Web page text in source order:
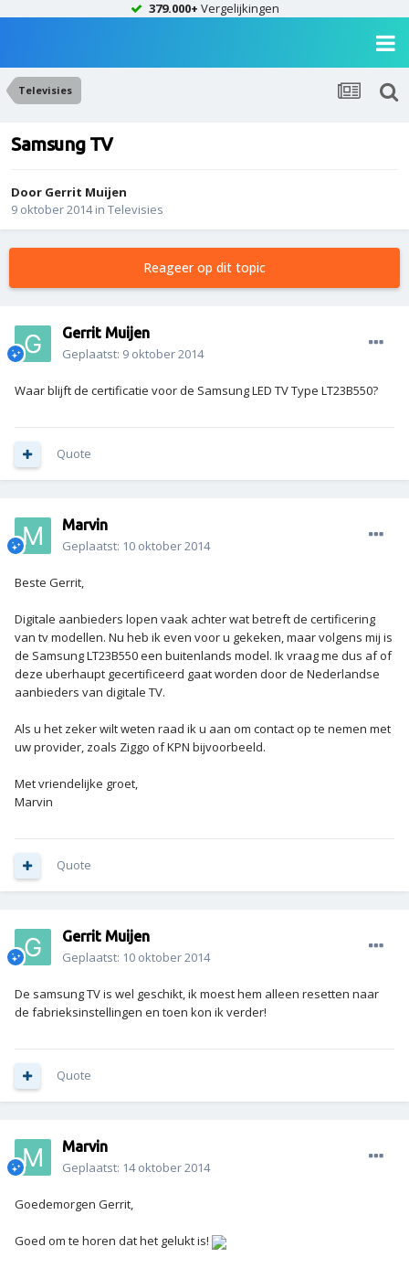
379.000+ Vergelijkingen
Televisies
Samsung TV
Door Gerrit Muijen
9 oktober 2014in Televisies
Reageer op dit topic
Gerrit Muijen
Geplaatst: 9 oktober 2014
Waar blijft de certificatie voor de Samsung LED TV Type LT23B550?
Quote
Marvin
Geplaatst: 10 oktober 2014
Beste Gerrit,
Digitale aanbieders lopen vaak achter wat betreft de certificering
van tv modellen. Nu heb ik even voor u gekeken, maar volgens mij is
de Samsung LT23B550 een buitenlands model. Ik vraag me dus af of
deze uberhaupt gecertificeerd gaat worden door de Nederlandse
aanbieders van digitale TV.
Als u het zeker wilt weten raad ik u aan om contact op te nemen met
uw provider, zoals Ziggo of KPN bijvoorbeeld.
Met vriendelijke groet,
Marvin
Quote
Gerrit Muijen
Geplaatst: 10 oktober 2014
De samsung TV is wel geschikt, ik moest hem alleen resetten naar
de fabrieksinstellingen en toen kon ik verder!
Quote
Marvin
Geplaatst: 14 oktober 2014
Goedemorgen Gerrit,
Goed om te horen dat het gelukt is!